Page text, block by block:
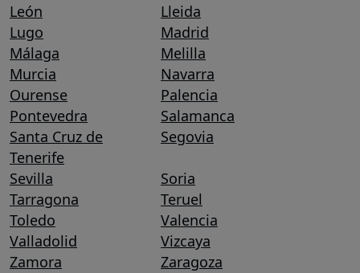
León
Lleida
Lugo
Madrid
Málaga
Melilla
Murcia
Navarra
Ourense
Palencia
Pontevedra
Salamanca
Santa Cruz de
Tenerife
Segovia
Sevilla
Soria
Tarragona
Teruel
Toledo
Valencia
Valladolid
Vizcaya
Zamora
Zaragoza